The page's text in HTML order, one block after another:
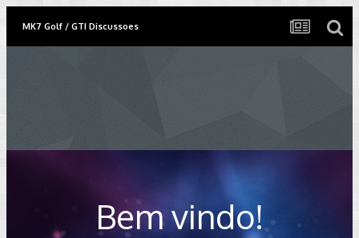
MK7 Golf / GTI Discussoes
Bem vindo!